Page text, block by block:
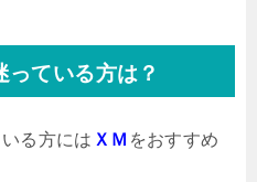
っている方は？
る方には ＸＭ をおすすめ